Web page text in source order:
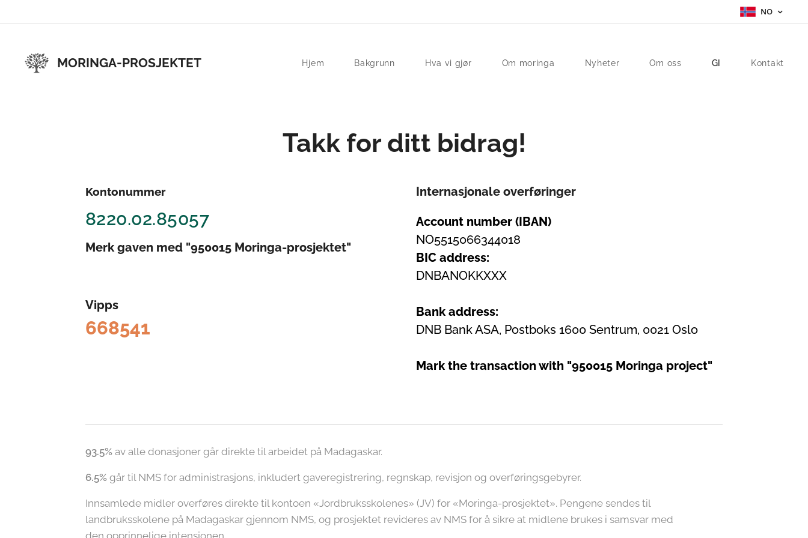
NO
MORINGA-PROSJEKTET Hjem Bakgrunn Hva vi gjør Om moringa Nyheter Om oss GI Kontakt
Takk for ditt bidrag!
Kontonummer
8220.02.85057
Merk gaven med "950015 Moringa-prosjektet"
Vipps
668541
Internasjonale overføringer
Account number (IBAN)
NO5515066344018
BIC address:
DNBANOKKXXX
Bank address:
DNB Bank ASA, Postboks 1600 Sentrum, 0021 Oslo
Mark the transaction with "950015 Moringa project"
93.5% av alle donasjoner går direkte til arbeidet på Madagaskar.
6.5% går til NMS for administrasjons, inkludert gaveregistrering, regnskap, revisjon og overføringsgebyrer.
Innsamlede midler overføres direkte til kontoen «Jordbruksskolenes» (JV) for «Moringa-prosjektet». Pengene sendes til
landbruksskolene på Madagaskar gjennom NMS, og prosjektet revideres av NMS for å sikre at midlene brukes i samsvar med
den opprinnelige intensjonen.